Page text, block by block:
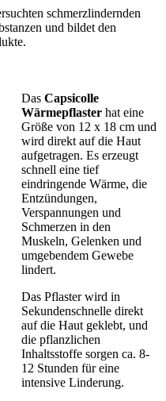
schmerzlindernden
und bildet den
Das Capsicolle
Wärmepflaster hat eine
Größe von 12 x 18 cm und
wird direkt auf die Haut
aufgetragen. Es erzeugt
schnell eine tief
eindringende Wärme, die
Entzündungen,
Verspannungen und
Schmerzen in den
Muskeln, Gelenken und
umgebendem Gewebe
lindert.
Das Pflaster wird in
Sekundenschnelle direkt
auf die Haut geklebt, und
die pflanzlichen
Inhaltsstoffe sorgen ca. 8-
12 Stunden für eine
intensive Linderung.